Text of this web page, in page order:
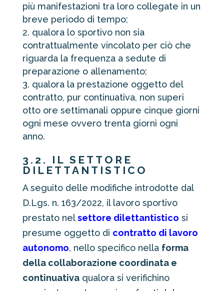
più manifestazioni tra loro collegate in un
breve periodo di tempo;
qualora lo sportivo non sia
contrattualmente vincolato per ciò che
riguarda la frequenza a sedute di
preparazione o allenamento;
qualora la prestazione oggetto del
contratto, pur continuativa, non superi
otto ore settimanali oppure cinque giorni
ogni mese ovvero trenta giorni ogni
anno.
3.2. IL SETTORE
DILETTANTISTICO
A seguito delle modifiche introdotte dal
D.Lgs. n. 163/2022, il lavoro sportivo
prestato nelsettore dilettantistico si
presume oggetto di contratto di lavoro
autonomo, nello specifico nella forma
della collaborazione coordinata e
continuativaqualora si verifichino